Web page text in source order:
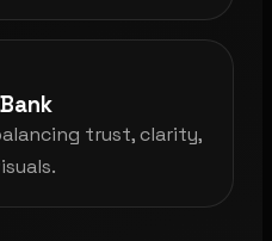
trust, clarity,